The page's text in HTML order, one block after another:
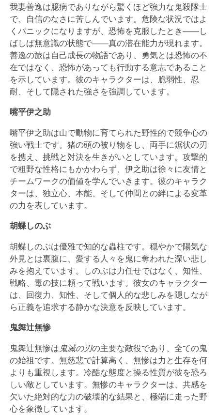
我妻善逸は臆病でありながら驚くほど強力な鬼殺隊士
で、自信のなさに苦しんでいます。危険な状況ではよ
くパニックになりますが、恐怖を克服したとき――し
ばしば無意識の状態で――真の潜在能力が現れます。
善逸の旅は自己成長の物語であり、勇気とは恐怖の不
在ではなく、恐怖があっても行動する意志であること
を示しています。彼のキャラクターは、脆弱性、忍
耐、そして隠された強さを強調しています。
嘴平伊之助
嘴平伊之助は山で動物に育てられた野性的で競争心の
強い戦士です。猪の頭の被り物をし、両手に鋸状の刃
を携え、挑戦と対決を生きがいとしています。攻撃的
で粗野な性格にもかかわらず、伊之助は徐々に友情と
チームワークの価値を学んでいきます。彼のキャラク
ターは、独立心、本能、そして仲間との絆による変革
の力を表しています。
胡蝶しのぶ
胡蝶しのぶは優雅で知的な蟲柱です。穏やかで陽気な
外見とは裏腹に、愛する人々を鬼に奪われた深い悲し
みを抱えています。しのぶは力任せではなく、知性、
戦略、毒の技に頼って戦います。彼女のキャラクター
は、回復力、知性、そして個人的な悲しみを隠しなが
ら正義を追求する静かな決意を反映しています。
鬼舞辻無惨
鬼舞辻無惨は鬼滅の刃の主要な敵役であり、全ての鬼
の始祖です。無慈悲で計算高く、無惨は力と生存を何
よりも重視します。冷酷な態度と操る性質が彼を恐ろ
しい敵としています。無惨のキャラクターは、共感を
欠いた絶対的な力の破壊的な結果と、極端に走った野
心を象徴しています。